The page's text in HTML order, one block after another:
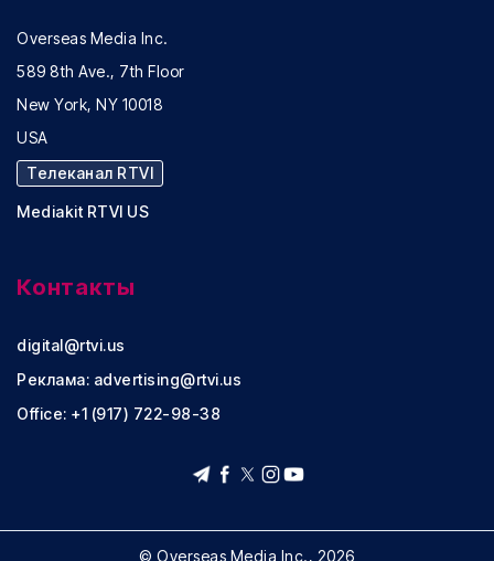
Overseas Media Inc.
589 8th Ave., 7th Floor
New York, NY 10018
USA
Телеканал RTVI
Mediakit RTVI US
Контакты
digital@rtvi.us
Реклама: advertising@rtvi.us
Office: +1 (917) 722-98-38
© Overseas Media Inc., 2026